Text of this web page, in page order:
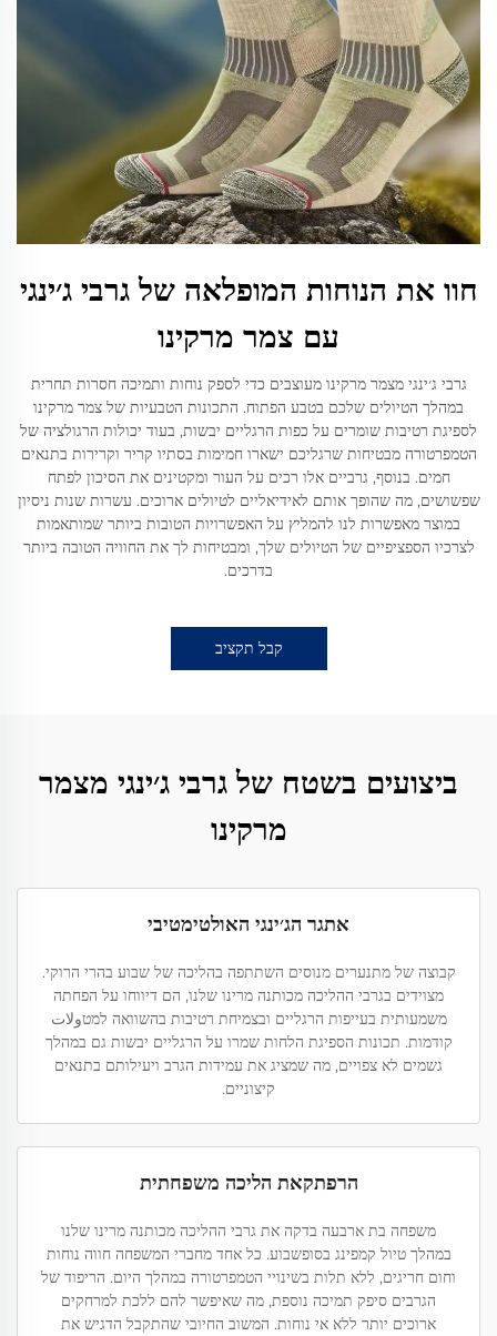
חוו את הנוחות המופלאה של גרבי ג׳ינגי
עם צמר מרקינו
גרבי ג׳ינגי מצמר מרקינו מעוצבים כדי לספק נוחות ותמיכה חסרות תחרית
במהלך הטיולים שלכם בטבע הפתוח. התכונות הטבעיות של צמר מרקינו
לספיגת רטיבות שומרים על כפות הרגליים יבשות, בעוד יכולות הרגולציה של
הטמפרטורה מבטיחות שרגליכם ישארו חמימות בסתיו קריר וקרירות בתנאים
חמים. בנוסף, גרביים אלו רכים על העור ומקטינים את הסיכון לפתח
שפשושים, מה שהופך אותם לאידיאליים לטיולים ארוכים. עשרות שנות ניסיון
במוצר מאפשרות לנו להמליץ על האפשרויות הטובות ביותר שמותאמות
לצרכיו הספציפיים של הטיולים שלך, ומבטיחות לך את החוויה הטובה ביותר
בדרכים.
קבל תקציב
ביצועים בשטח של גרבי ג׳ינגי מצמר
מרקינו
אתגר הג׳ינגי האולטימטיבי
קבוצה של מתנערים מנוסים השתתפה בהליכה של שבוע בהרי הרוקי.
מצוידים בגרבי ההליכה מכותנה מרינו שלנו, הם דיווחו על הפחתה
משמעותית בעייפות הרגליים ובצמיחת רטיבות בהשוואה למטولات
קודמות. תכונות הספיגת הלחות שמרו על הרגליים יבשות גם במהלך
גשמים לא צפויים, מה שמציג את עמידות הגרב ויעילותם בתנאים
קיצוניים.
הרפתקאת הליכה משפחתית
משפחה בת ארבעה בדקה את גרבי ההליכה מכותנה מרינו שלנו
במהלך טיול קמפינג בסופשבוע. כל אחד מחברי המשפחה חווה נוחות
וחום חריגים, ללא תלות בשינויי הטמפרטורה במהלך היום. הריפוד של
הגרבים סיפק תמיכה נוספת, מה שאיפשר להם ללכת למרחקים
ארוכים יותר ללא אי נוחות. המשוב החיובי שהתקבל הדגיש את